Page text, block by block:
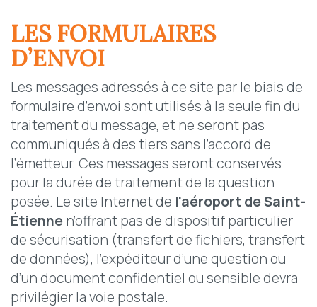
LES FORMULAIRES
D’ENVOI
Les messages adressés à ce site par le biais de
formulaire d’envoi sont utilisés à la seule fin du
traitement du message, et ne seront pas
communiqués à des tiers sans l’accord de
l’émetteur. Ces messages seront conservés
pour la durée de traitement de la question
posée. Le site Internet de l'aéroport de Saint-
Étienne n’offrant pas de dispositif particulier
de sécurisation (transfert de fichiers, transfert
de données), l’expéditeur d’une question ou
d’un document confidentiel ou sensible devra
privilégier la voie postale.